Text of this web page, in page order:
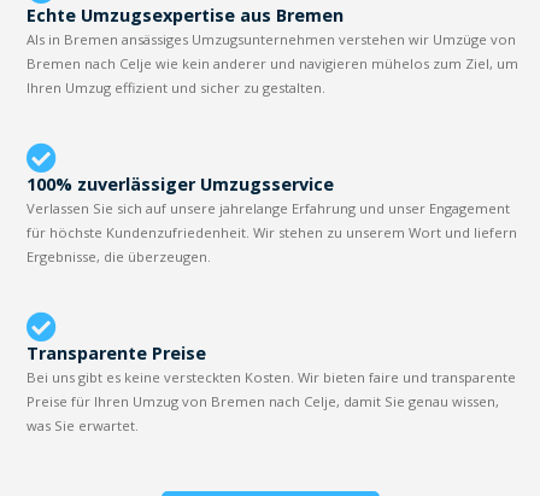
Echte Umzugsexpertise aus Bremen
Als in Bremen ansässiges Umzugsunternehmen verstehen wir Umzüge von
Bremen nach Celje wie kein anderer und navigieren mühelos zum Ziel, um
Ihren Umzug effizient und sicher zu gestalten.
100% zuverlässiger Umzugsservice
Verlassen Sie sich auf unsere jahrelange Erfahrung und unser Engagement
für höchste Kundenzufriedenheit. Wir stehen zu unserem Wort und liefern
Ergebnisse, die überzeugen.
Transparente Preise
Bei uns gibt es keine versteckten Kosten. Wir bieten faire und transparente
Preise für Ihren Umzug von Bremen nach Celje, damit Sie genau wissen,
was Sie erwartet.